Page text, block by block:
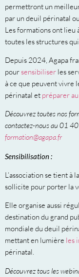
permettront un
par un deuil périnatal
Les formations ont lieu
toutes les structures
Depuis 2024, Agapa
pour sensibiliser les
à ce que peuvent vivre
périnatal et préparer
Découvrez toutes nos
contactez-nous au 01
formation@agapa.fr
Sensibilisation :
L’association se tient à
sollicite pour porter la
Elle organise aussi
destination du grand
mondiale du deuil
mettant en lumière les
périnatal.
Découvrez tous les